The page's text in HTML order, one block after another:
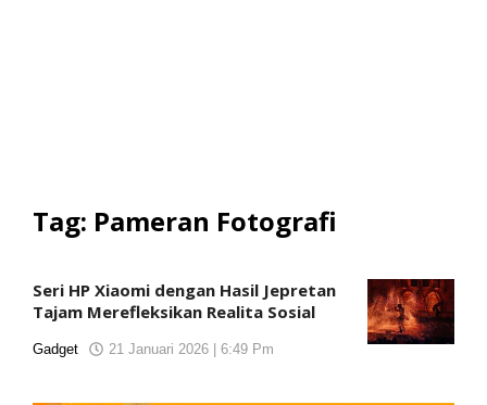
Tag: Pameran Fotografi
Seri HP Xiaomi dengan Hasil Jepretan
Tajam Merefleksikan Realita Sosial
Gadget 21 Januari 2026 | 6:49 Pm